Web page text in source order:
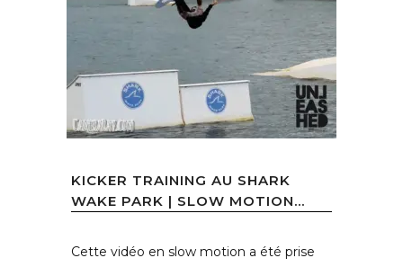
KICKER TRAINING AU SHARK
WAKE PARK | SLOW MOTION...
Cette vidéo en slow motion a été prise